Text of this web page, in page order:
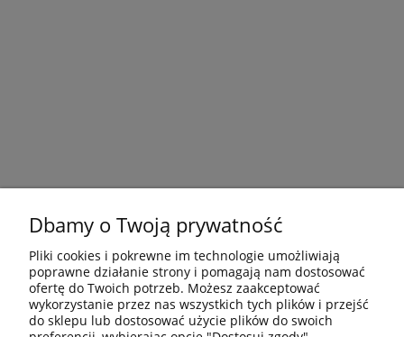
Dbamy o Twoją prywatność
Pliki cookies i pokrewne im technologie umożliwiają
poprawne działanie strony i pomagają nam dostosować
ofertę do Twoich potrzeb. Możesz zaakceptować
wykorzystanie przez nas wszystkich tych plików i przejść
do sklepu lub dostosować użycie plików do swoich